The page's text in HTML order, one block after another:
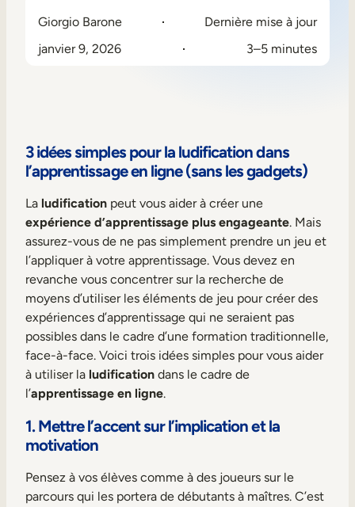
Onboarding des employés
Formation des employés
Formation première ligne
Formation externe
Formation client
Formation des partenaires
Formation des adhérents
Skills Intelligence
Planification des effectifs
Upskilling & reskilling
Mobilité interne
Giorgio Barone
Dernière mise à jour
janvier 9, 2026
3–5 minutes
3 idées simples pour la ludification dans
l’apprentissage en ligne (sans les gadgets)
La ludification peut vous aider à créer une
expérience d’apprentissage plus engageante. Mais
assurez-vous de ne pas simplement prendre un jeu et
l’appliquer à votre apprentissage. Vous devez en
revanche vous concentrer sur la recherche de
moyens d’utiliser les éléments de jeu pour créer des
expériences d’apprentissage qui ne seraient pas
possibles dans le cadre d’une formation traditionnelle,
face-à-face. Voici trois idées simples pour vous aider
à utiliser la ludification dans le cadre de
l’apprentissage en ligne.
1. Mettre l’accent sur l’implication et la
motivation
Pensez à vos élèves comme à des joueurs sur le
parcours qui les portera de débutants à maîtres. C’est